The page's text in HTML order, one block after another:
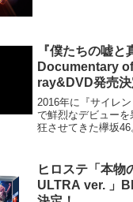
『僕たちの嘘と
Documentary
ray&DVD発売
2016年に『サイレン
で鮮烈なデビュー
狂させてきた欅坂
「櫻坂46」と改名し
切っ...
ヒロステ「本物
ULTRA ver. 」